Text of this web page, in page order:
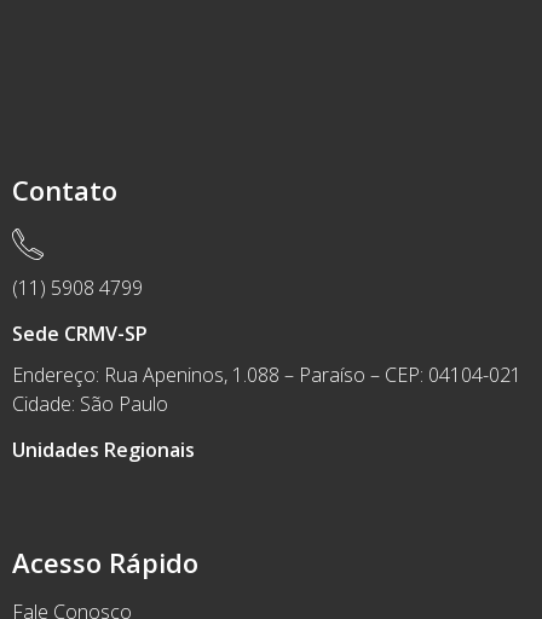
Acesso Rápido
Fale Conosco
Contato
(11) 5908 4799
Sede CRMV-SP
Endereço: Rua Apeninos, 1.088 – Paraíso – CEP: 04104-021
Cidade: São Paulo
Unidades Regionais